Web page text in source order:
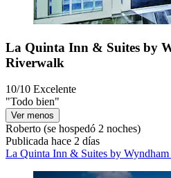
La Quinta Inn & Suites by
Riverwalk
10/10 Excelente
"Todo bien"
Ver menos
Roberto (se hospedó 2 noches)
Publicada hace 2 días
La Quinta Inn & Suites by